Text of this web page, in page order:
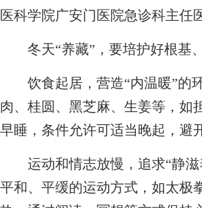
医科学院广安门医院急诊科主任
冬天“养藏”，要培护好根基、
饮食起居，营造“内温暖”的环
肉、桂圆、黑芝麻、生姜等，如
早睡，条件允许可适当晚起，避
运动和情志放慢，追求“静滋
平和、平缓的运动方式，如太极